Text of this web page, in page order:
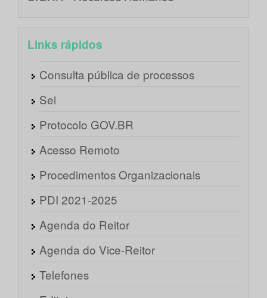
Links rápidos
Consulta pública de processos
Sei
Protocolo GOV.BR
Acesso Remoto
Procedimentos Organizacionais
PDI 2021-2025
Agenda do Reitor
Agenda do Vice-Reitor
Telefones